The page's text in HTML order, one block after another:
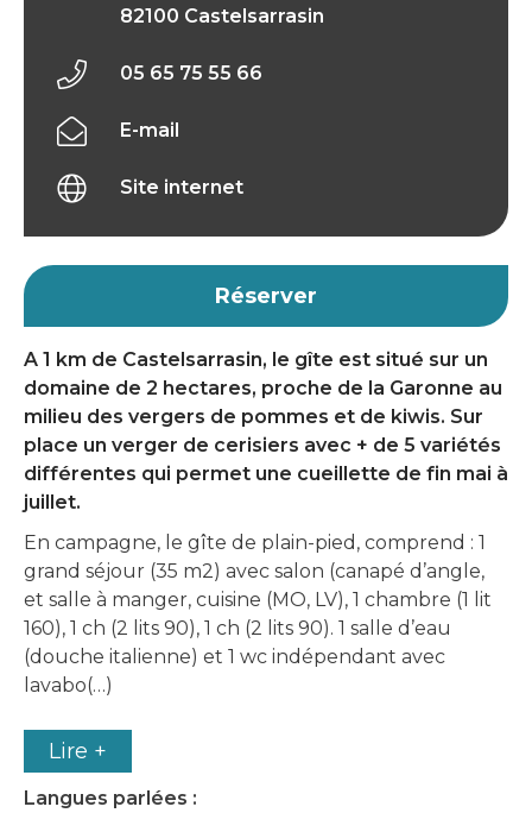
A 1 km de Castelsarrasin, le gîte est situé sur un
domaine de 2 hectares, proche de la Garonne au
milieu des vergers de pommes et de kiwis. Sur
place un verger de cerisiers avec + de 5 variétés
différentes qui permet une cueillette de fin mai à
juillet.
En campagne, le gîte de plain-pied, comprend : 1
grand séjour (35 m2) avec salon (canapé d’angle,
et salle à manger, cuisine (MO, LV), 1 chambre (1 lit
160), 1 ch (2 lits 90), 1 ch (2 lits 90). 1 salle d’eau
(douche italienne) et 1 wc indépendant avec
lavabo(…)
Lire +
Langues parlées :
82100 Castelsarrasin
05 65 75 55 66
E-mail
Site internet
Réserver